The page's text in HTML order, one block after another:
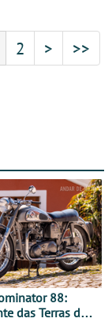
2 > >>
88:
das Terras de